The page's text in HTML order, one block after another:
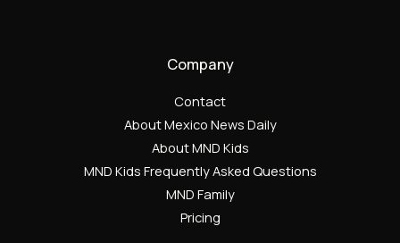
Company
Contact
About Mexico News Daily
About MND Kids
MND Kids Frequently Asked Questions
MND Family
Pricing